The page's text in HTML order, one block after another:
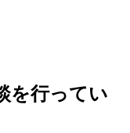
を行ってい